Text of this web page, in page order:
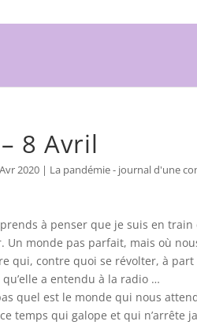
8 Avril
2020 | La pandémie - journal d'une
à penser que je suis en
Un monde pas parfait, mais où
qui, contre quoi se révolter, à
a entendu à la radio …
quel est le monde qui nous
temps qui galope et qui